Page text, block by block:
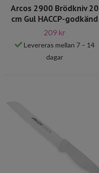
Arcos 2900 Brödkniv 20
cm Gul HACCP-godkänd
209 kr
Levereras mellan 7 – 14
dagar